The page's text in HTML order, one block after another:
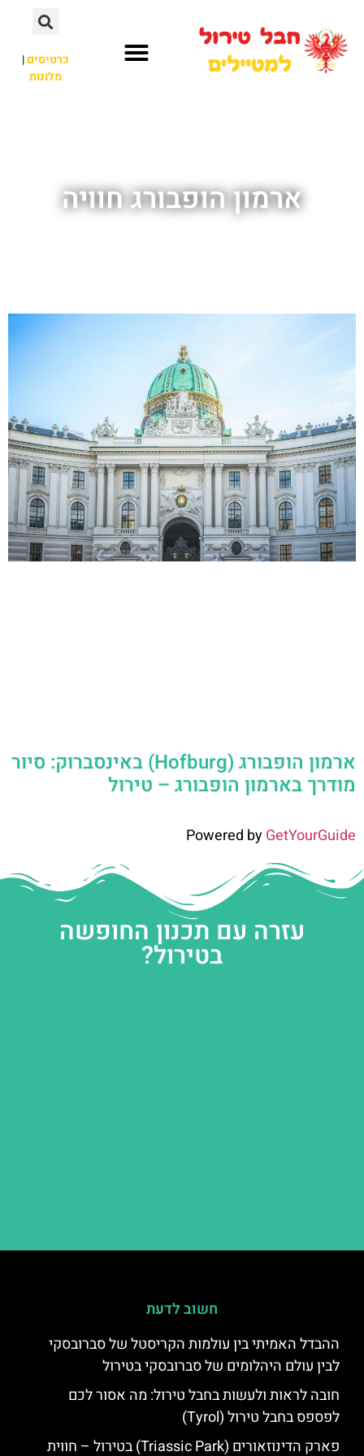
כרטיסים|
מלונות
ארמון הופבורג חוויה
ארמון הופבורג (Hofburg) באינסברוק: סיור
מודרך בארמון הופבורג – טירול
Powered byGetYourGuide
עזרה עם תכנון החופשה
בטירול?
חשוב לדעת
ההבדל האמיתי בין עולמות הקריסטל של סברובסקי
לבין עולם היהלומים של סברובסקי בטירול
חובה לראות ולעשות בחבל טירול: מה אסור לכם
לפספס בחבל טירול (Tyrol)
פארק הדינוזאורים (Triassic Park) בטירול – חווית